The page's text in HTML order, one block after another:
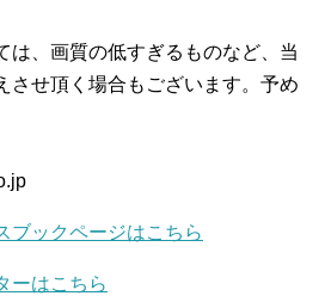
は、画質の低すぎるものなど、当
させ頂く場合もございます。予め
ブックページはこちら
ーはこちら